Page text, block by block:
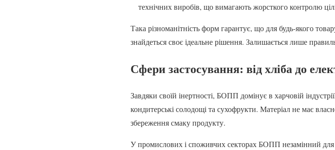
технічних виробів, що вимагають жорсткого контролю
Така різноманітність форм гарантує, що для будь-якого
знайдеться своє ідеальне рішення. Залишається лише
Сфери застосування: від хліба до
Завдяки своїй інертності, БОПП домінує в харчовій
кондитерські солодощі та сухофрукти. Матеріал не має
збереження смаку продукту.
У промислових і споживчих секторах БОПП незамінний для